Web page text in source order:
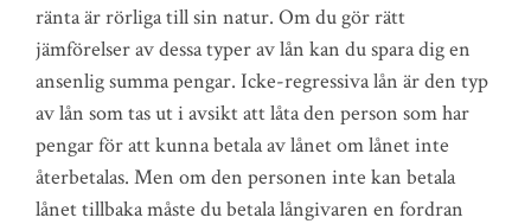
ränta är rörliga till sin natur. Om du gör rätt
jämförelser av dessa typer av lån kan du spara dig en
ansenlig summa pengar. Icke-regressiva lån är den typ
av lån som tas ut i avsikt att låta den person som har
pengar för att kunna betala av lånet om lånet inte
återbetalas. Men om den personen inte kan betala
lånet tillbaka måste du betala långivaren en fordran